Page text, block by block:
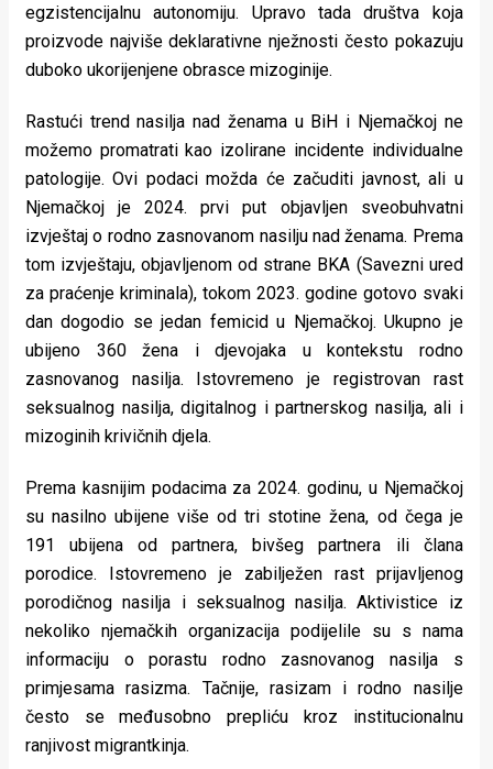
egzistencijalnu autonomiju. Upravo tada društva koja
proizvode najviše deklarativne nježnosti često pokazuju
duboko ukorijenjene obrasce mizoginije.
Rastući trend nasilja nad ženama u BiH i Njemačkoj ne
možemo promatrati kao izolirane incidente individualne
patologije. Ovi podaci možda će začuditi javnost, ali u
Njemačkoj je 2024. prvi put objavljen sveobuhvatni
izvještaj o rodno zasnovanom nasilju nad ženama. Prema
tom izvještaju, objavljenom od strane BKA (Savezni ured
za praćenje kriminala), tokom 2023. godine gotovo svaki
dan dogodio se jedan femicid u Njemačkoj. Ukupno je
ubijeno 360 žena i djevojaka u kontekstu rodno
zasnovanog nasilja. Istovremeno je registrovan rast
seksualnog nasilja, digitalnog i partnerskog nasilja, ali i
mizoginih krivičnih djela.
Prema kasnijim podacima za 2024. godinu, u Njemačkoj
su nasilno ubijene više od tri stotine žena, od čega je
191 ubijena od partnera, bivšeg partnera ili člana
porodice. Istovremeno je zabilježen rast prijavljenog
porodičnog nasilja i seksualnog nasilja. Aktivistice iz
nekoliko njemačkih organizacija podijelile su s nama
informaciju o porastu rodno zasnovanog nasilja s
primjesama rasizma. Tačnije, rasizam i rodno nasilje
često se međusobno prepliću kroz institucionalnu
ranjivost migrantkinja.